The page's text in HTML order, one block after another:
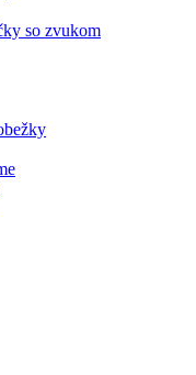
so zvukom